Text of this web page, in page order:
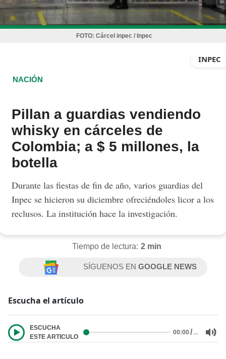
FOTO: Cárcel inpec / Inpec
INPEC
NACIÓN
Pillan a guardias vendiendo
whisky en cárceles de
Colombia; a $ 5 millones, la
botella
Durante las fiestas de fin de año, varios guardias del
Inpec se hicieron su diciembre ofreciéndoles licor a los
reclusos. La institución hace la investigación.
Tiempo de lectura: 2 min
SÍGUENOS ENGOOGLE NEWS
Escucha el artículo
ESCUCHA
ESTE ARTICULO
00:00/…